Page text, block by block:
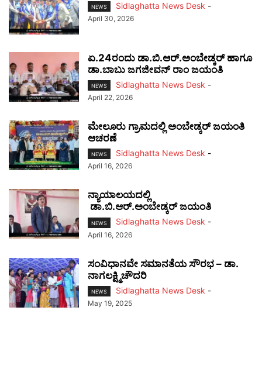
NEWS Sidlaghatta News Desk -
April 30, 2026
ಏ.24ರಂದು ಡಾ.ಬಿ.ಆರ್.ಅಂಬೇಡ್ಕರ್ ಹಾಗೂ
ಡಾ.ಬಾಬು ಜಗಜೀವನ್ ರಾಂ ಜಯಂತಿ
NEWS Sidlaghatta News Desk -
April 22, 2026
ಮೇಲೂರು ಗ್ರಾಮದಲ್ಲಿ ಅಂಬೇಡ್ಕರ್ ಜಯಂತಿ
ಆಚರಣೆ
NEWS Sidlaghatta News Desk -
April 16, 2026
ನ್ಯಾಯಾಲಯದಲ್ಲಿ
ಡಾ.ಬಿ.ಆರ್.ಅಂಬೇಡ್ಕರ್ ಜಯಂತಿ
NEWS Sidlaghatta News Desk -
April 16, 2026
ಸಂವಿಧಾನವೇ ಸಮಾನತೆಯ ಸೌರಭ – ಡಾ.
ನಾಗಲಕ್ಷ್ಮಿಚೌದರಿ
NEWS Sidlaghatta News Desk -
May 19, 2025